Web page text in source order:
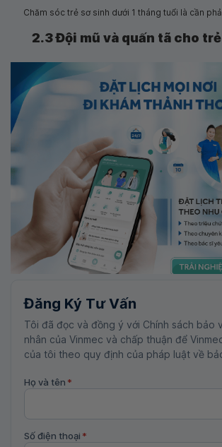
Chăm sóc trẻ sơ sinh dưới 1 tháng tuổi là cần
2.3 Đội mũ và quấn tã cho
Đăng Ký Tư Vấn
Tôi đã đọc và đồng ý với Chính sách bảo
nhân của Vinmec và chấp thuận để
của tôi theo quy định của pháp luật về
Họ và tên *
Số điện thoại *